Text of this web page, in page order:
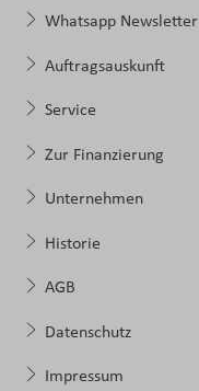
Whatsapp Newsletter
Auftragsauskunft
Service
Zur Finanzierung
Unternehmen
Historie
AGB
Datenschutz
Impressum